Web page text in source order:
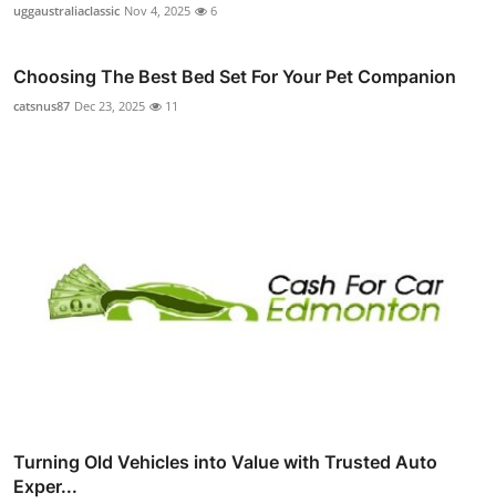
uggaustraliaclassic Nov 4, 2025 6
Choosing The Best Bed Set For Your Pet Companion
catsnus87 Dec 23, 2025 11
Turning Old Vehicles into Value with Trusted Auto
Exper...